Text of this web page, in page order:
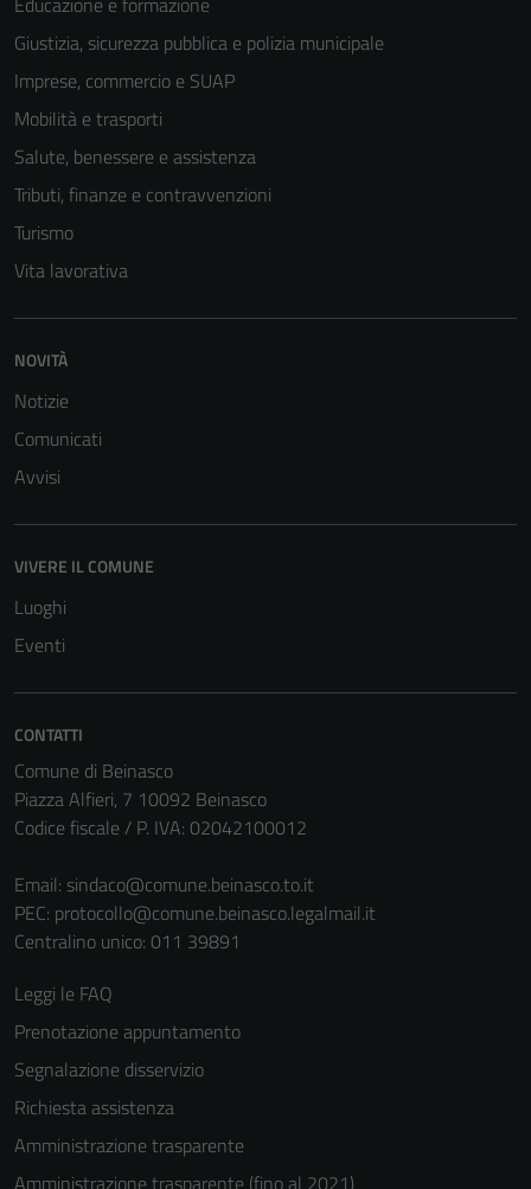
Giustizia, sicurezza pubblica e polizia municipale
Imprese, commercio e SUAP
Mobilità e trasporti
Salute, benessere e assistenza
Tributi, finanze e contravvenzioni
Turismo
Vita lavorativa
NOVITÀ
Notizie
Comunicati
Avvisi
VIVERE IL COMUNE
Luoghi
Eventi
CONTATTI
Comune di Beinasco
Piazza Alfieri, 7 10092 Beinasco
Codice fiscale / P. IVA: 02042100012
Email: sindaco@comune.beinasco.to.it
PEC: protocollo@comune.beinasco.legalmail.it
Centralino unico: 011 39891
Leggi le FAQ
Prenotazione appuntamento
Segnalazione disservizio
Richiesta assistenza
Amministrazione trasparente
Amministrazione trasparente (fino al 2021)
Tecnici
Questi cookie